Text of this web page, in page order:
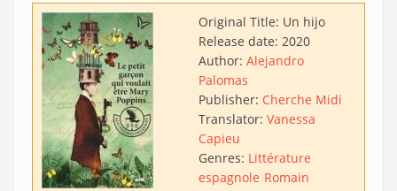
Original Title: Un hijo
Release date: 2020
Author: Alejandro
Palomas
Publisher: Cherche Midi
Translator: Vanessa
Capieu
Genres: Littérature
espagnole Romain